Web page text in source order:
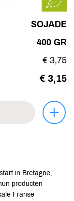
SOJADE
400 GR
€ 3,75
€ 3,15
in Bretagne,
producten
Franse